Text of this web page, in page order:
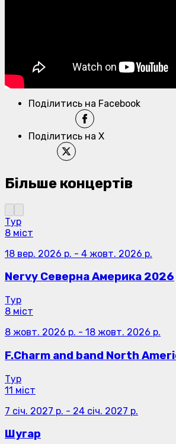
Поділитись на Facebook
Поділитись на X
Більше концертів
Тур
8 міст
18 вер. 2026 р. - 4 жовт. 2026 р.
Nervy Северна Америка 2026
Тур
8 міст
8 жовт. 2026 р. - 18 жовт. 2026 р.
F.Charm and band North
Тур
11 міст
7 січ. 2027 р. - 24 січ. 2027 р.
Шугар